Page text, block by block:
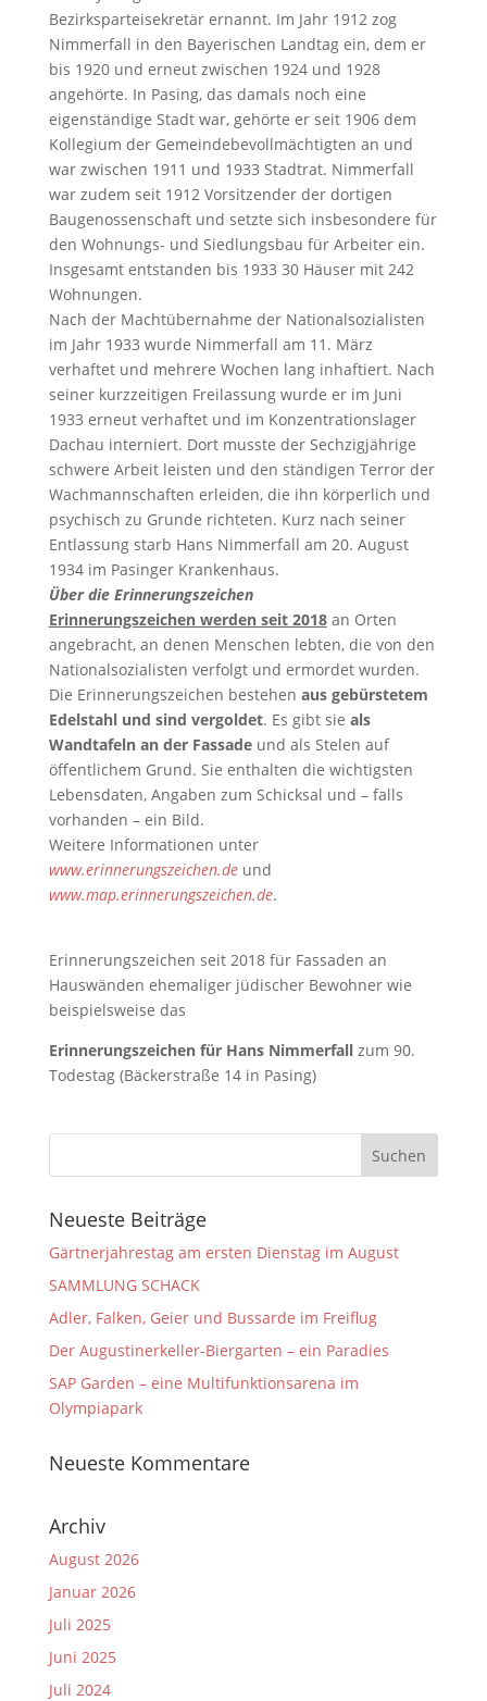
Bezirksparteisekretär ernannt. Im Jahr 1912 zog
Nimmerfall in den Bayerischen Landtag ein, dem er
bis 1920 und erneut zwischen 1924 und 1928
angehörte. In Pasing, das damals noch eine
eigenständige Stadt war, gehörte er seit 1906 dem
Kollegium der Gemeindebevollmächtigten an und
war zwischen 1911 und 1933 Stadtrat. Nimmerfall
war zudem seit 1912 Vorsitzender der dortigen
Baugenossenschaft und setzte sich insbesondere für
den Wohnungs- und Siedlungsbau für Arbeiter ein.
Insgesamt entstanden bis 1933 30 Häuser mit 242
Wohnungen.
Nach der Machtübernahme der Nationalsozialisten
im Jahr 1933 wurde Nimmerfall am 11. März
verhaftet und mehrere Wochen lang inhaftiert. Nach
seiner kurzzeitigen Freilassung wurde er im Juni
1933 erneut verhaftet und im Konzentrationslager
Dachau interniert. Dort musste der Sechzigjährige
schwere Arbeit leisten und den ständigen Terror der
Wachmannschaften erleiden, die ihn körperlich und
psychisch zu Grunde richteten. Kurz nach seiner
Entlassung starb Hans Nimmerfall am 20. August
1934 im Pasinger Krankenhaus.
Über die Erinnerungszeichen
Erinnerungszeichen werden seit 2018an Orten
angebracht, an denen Menschen lebten, die von den
Nationalsozialisten verfolgt und ermordet wurden.
Die Erinnerungszeichen bestehen aus gebürstetem
Edelstahl und sind vergoldet. Es gibt sie als
Wandtafeln an der Fassadeund als Stelen auf
öffentlichem Grund. Sie enthalten die wichtigsten
Lebensdaten, Angaben zum Schicksal und – falls
vorhanden – ein Bild.
Weitere Informationen unter
www.erinnerungszeichen.deund
www.map.erinnerungszeichen.de.
Erinnerungszeichen seit 2018 für Fassaden an
Hauswänden ehemaliger jüdischer Bewohner wie
beispielsweise das
Erinnerungszeichen für Hans Nimmerfallzum 90.
Todestag (Bäckerstraße 14 in Pasing)
Neueste Beiträge
Gärtnerjahrestag am ersten Dienstag im August
SAMMLUNG SCHACK
Adler, Falken, Geier und Bussarde im Freiflug
Der Augustinerkeller-Biergarten – ein Paradies
SAP Garden – eine Multifunktionsarena im
Olympiapark
Neueste Kommentare
Archiv
August 2026
Januar 2026
Juli 2025
Juni 2025
Juli 2024